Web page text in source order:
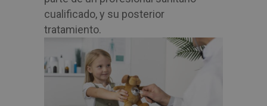
cualificado, y su posterior
tratamiento.